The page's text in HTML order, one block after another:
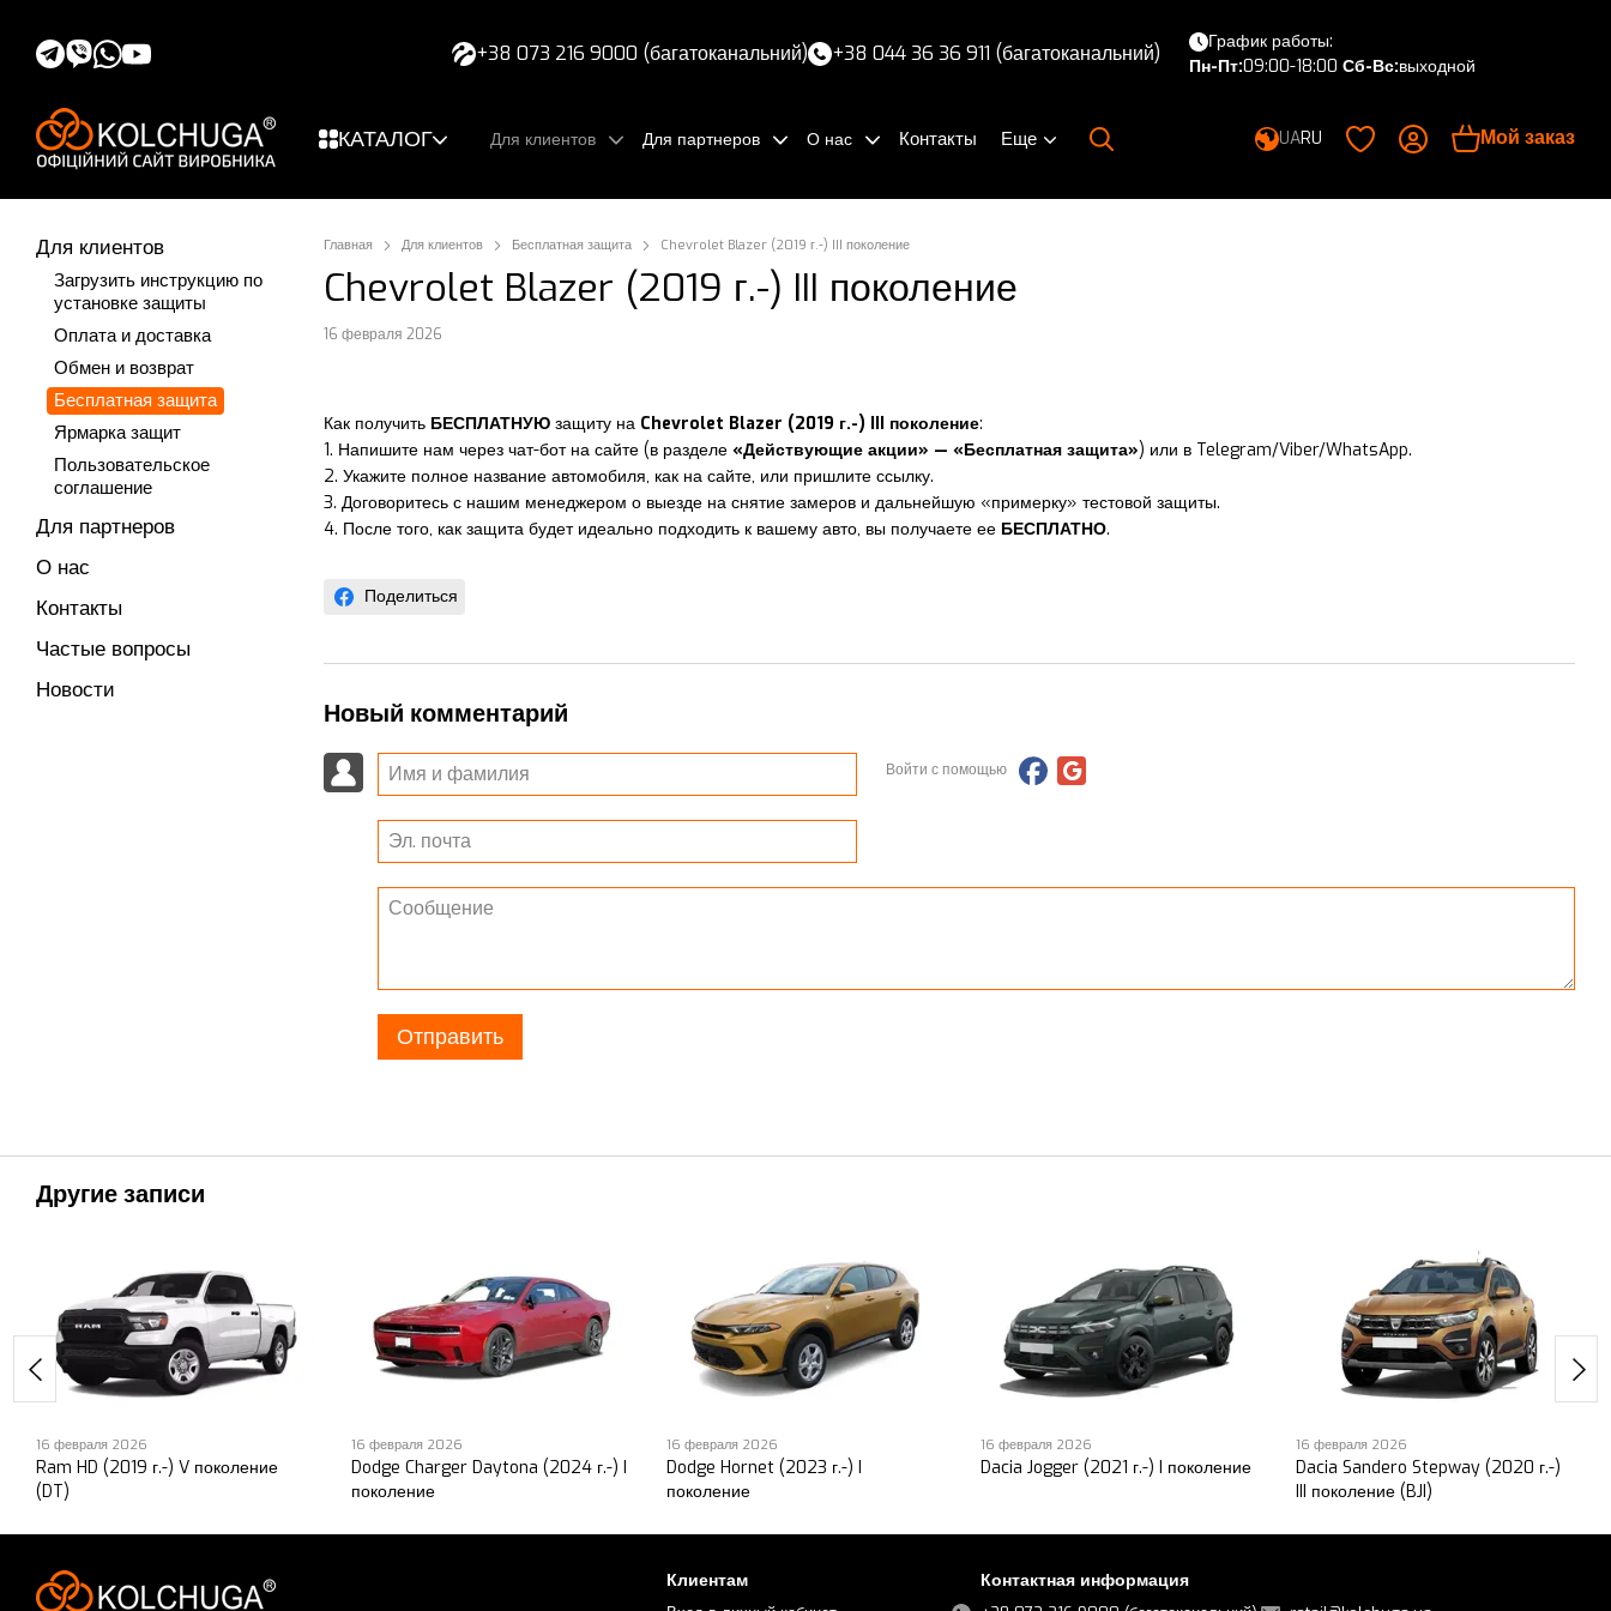
+38 073 216 9000 (багатоканальний) +38 044 36 36 911 (багатоканальний)
График работы:
Пн-Пт:09:00-18:00 Сб-Вс:выходной
КАТАЛОГ Для клиентов Для партнеров О нас Контакты Еще UARU Мой заказ
Главная Для клиентов Бесплатная защита Chevrolet Blazer (2019 г.-) III поколение
Chevrolet Blazer (2019 г.-) III поколение
16 февраля 2026
Как получить БЕСПЛАТНУЮ защиту на Chevrolet Blazer (2019 г.-) III поколение:
1. Напишите нам через чат-бот на сайте (в разделе «Действующие акции» — «Бесплатная защита») или в Telegram/Viber/WhatsApp.
2. Укажите полное название автомобиля, как на сайте, или пришлите ссылку.
3. Договоритесь с нашим менеджером о выезде на снятие замеров и дальнейшую «примерку» тестовой защиты.
4. После того, как защита будет идеально подходить к вашему авто, вы получаете ее БЕСПЛАТНО.
Поделиться
Новый комментарий
Войти с помощью
Отправить
Для клиентов
Загрузить инструкцию по
установке защиты
Оплата и доставка
Обмен и возврат
Бесплатная защита
Ярмарка защит
Пользовательское
соглашение
Для партнеров
О нас
Контакты
Частые вопросы
Новости
Другие записи
16 февраля 2026
Ram HD (2019 г.-) V поколение
(DT)
16 февраля 2026
Dodge Charger Daytona (2024 г.-) I
поколение
16 февраля 2026
Dodge Hornet (2023 г.-) I
поколение
16 февраля 2026
Dacia Jogger (2021 г.-) I поколение
16 февраля 2026
Dacia Sandero Stepway (2020 г.-)
III поколение (BJI)
Клиентам Контактная информация